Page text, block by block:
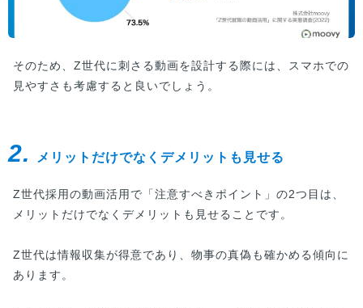
そのため、Z世代に刺さる動画を設計する際には、スマホでの
見やすさも考慮すると良いでしょう。
2. メリットだけでなくデメリットも見せる
Z世代採用の動画活用で「注意すべきポイント」の2つ目は、
メリットだけでなくデメリットも見せることです。
Z世代は情報収集が得意であり、物事の真偽も確かめる傾向に
あります。